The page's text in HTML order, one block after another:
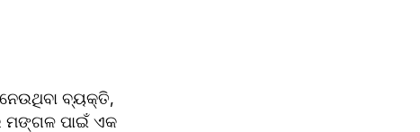
ବ୍ୟକ୍ତି,
ମଙ୍ଗଳ ପାଇଁ ଏକ